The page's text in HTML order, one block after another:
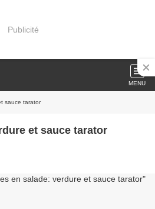
Publicité
MENU
sauce tarator
et sauce tarator